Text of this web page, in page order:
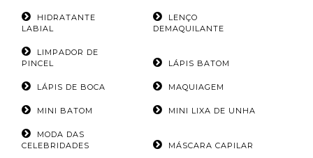
HIDRATANTE
LABIAL
LENÇO
DEMAQUILANTE
LIMPADOR DE
PINCEL
LÁPIS BATOM
LÁPIS DE BOCA MAQUIAGEM
MINI BATOM MINI LIXA DE UNHA
MODA DAS
CELEBRIDADES
MÁSCARA CAPILAR